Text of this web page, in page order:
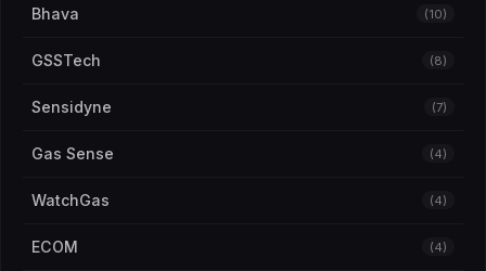
Bhava (10)
GSSTech (8)
Sensidyne (7)
Gas Sense (4)
WatchGas (4)
ECOM (4)